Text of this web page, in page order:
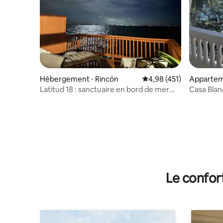
Hébergement ⋅ Rincón Évaluation moyenne
4,98 (451)
Latitud 18 : sanctuaire en bord de mer
Casa
Le